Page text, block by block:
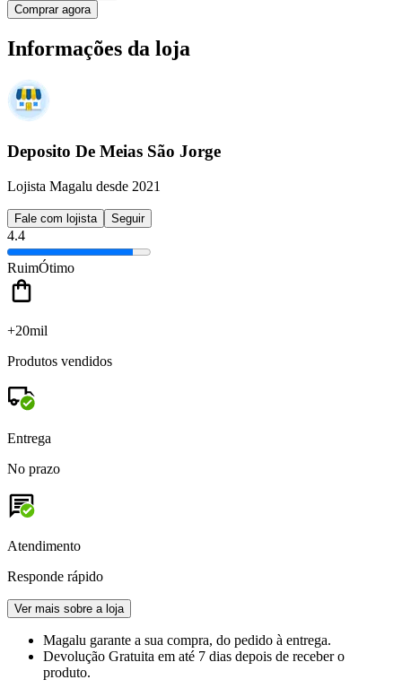
Comprar agora
Informações da loja
Deposito De Meias São Jorge
Lojista Magalu desde 2021
Fale com lojista Seguir
4.4
RuimÓtimo
+20mil
Produtos vendidos
Entrega
No prazo
Atendimento
Responde rápido
Ver mais sobre a loja
Magalu garante a sua compra, do pedido à entrega.
Devolução Gratuita em até 7 dias depois de receber o
produto.